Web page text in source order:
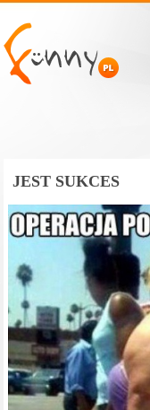
JEST SUKCES